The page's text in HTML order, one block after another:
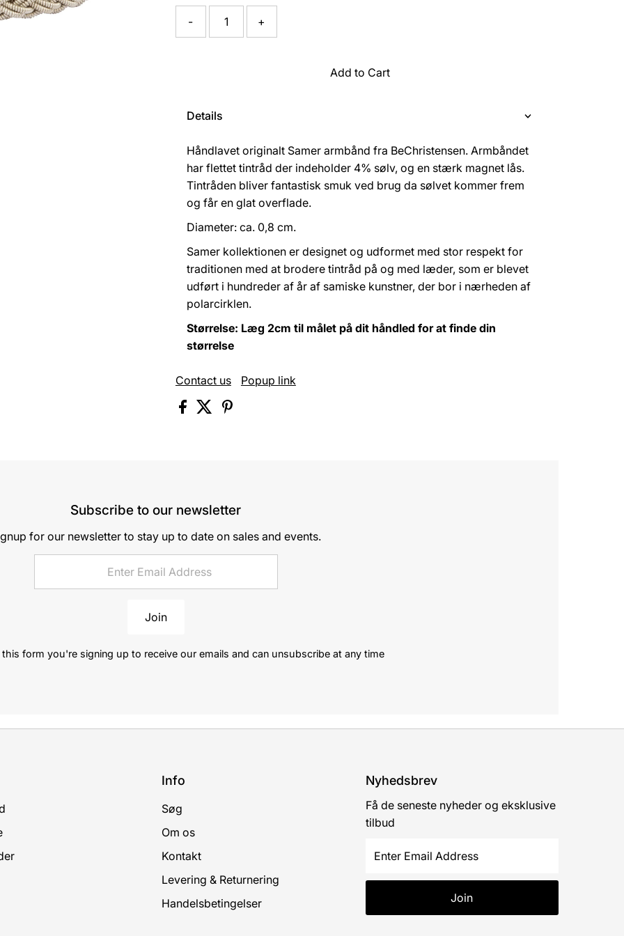
- +
Add to Cart
Details
Håndlavet originalt Samer armbånd fra BeChristensen. Armbåndet
har flettet tintråd der indeholder 4% sølv, og en stærk magnet lås.
Tintråden bliver fantastisk smuk ved brug da sølvet kommer frem
og får en glat overflade.
Diameter: ca. 0,8 cm.
Samer kollektionen er designet og udformet med stor respekt for
traditionen med at brodere tintråd på og med læder, som er blevet
udført i hundreder af år af samiske kunstner, der bor i nærheden af
polarcirklen.
Størrelse: Læg 2cm til målet på dit håndled for at finde din
størrelse
Contact us Popup link
Subscribe to our newsletter
for our newsletter to stay up to date on sales and events.
Join
form you're signing up to receive our emails and can unsubscribe at any time
Info
Søg
Om os
Kontakt
Levering & Returnering
Handelsbetingelser
Nyhedsbrev
Få de seneste nyheder og eksklusive
tilbud
Email
Address
Join